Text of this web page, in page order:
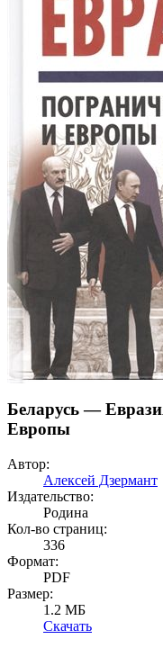
Беларусь —
Европы
Автор:
Алексей Дзермант
Издательство:
Родина
Кол-во страниц:
336
Формат:
PDF
Размер:
1.2 МБ
Скачать